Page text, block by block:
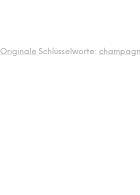
Originale Schlüsselworte: